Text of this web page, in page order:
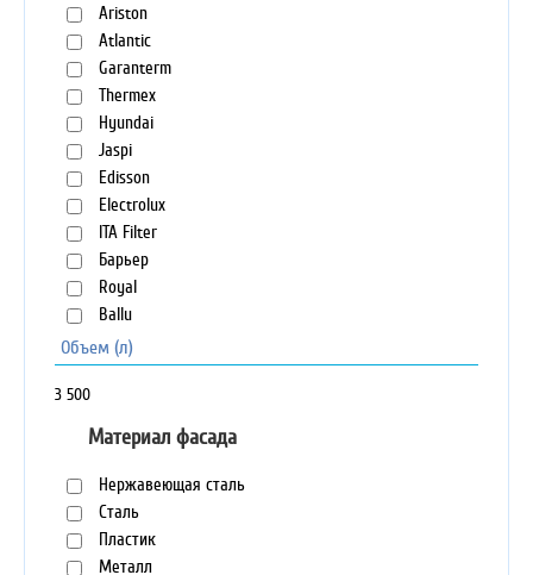
Ariston
Atlantic
Garanterm
Thermex
Hyundai
Jaspi
Edisson
Electrolux
ITA Filter
Барьер
Royal
Ballu
Объем (л)
3 500
Материал фасада
Нержавеющая сталь
Сталь
Пластик
Металл